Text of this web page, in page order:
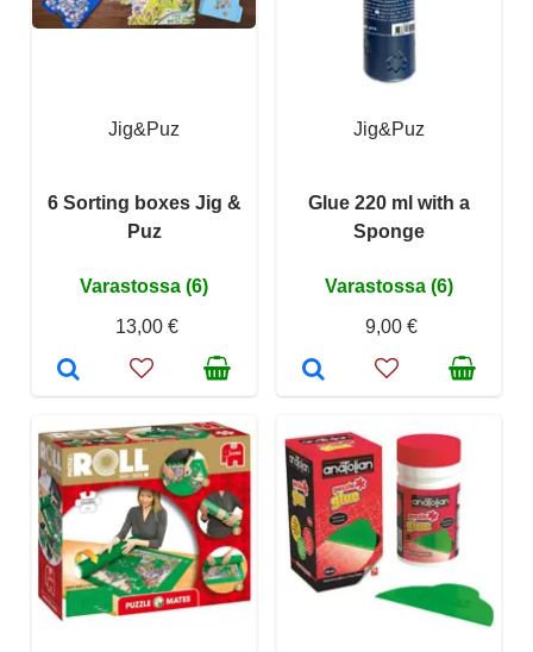
Jig&Puz
6 Sorting boxes Jig &
Puz
Varastossa (6)
13,00 €
Jig&Puz
Glue 220 ml with a
Sponge
Varastossa (6)
9,00 €